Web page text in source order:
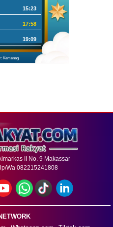
15:23
17:58
19:09
Kemenag
II No. 9 Makassar-
Wa 082215241808